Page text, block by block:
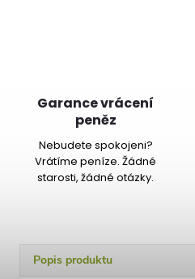
Garance vrácení
peněz
Nebudete spokojeni?
Vrátíme peníze. Žádné
starosti, žádné otázky.
Popis produktu